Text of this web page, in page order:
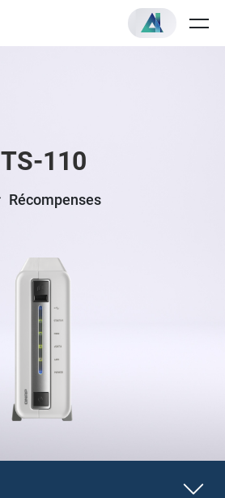
TS-110
Récompenses